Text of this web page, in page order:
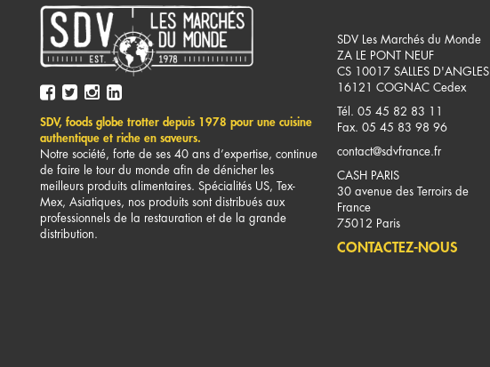
SDV, foods globe trotter depuis 1978 pour une cuisine
authentique et riche en saveurs.
Notre société, forte de ses 40 ans d’expertise, continue
de faire le tour du monde afin de dénicher les
meilleurs produits alimentaires. Spécialités US, Tex-
Mex, Asiatiques, nos produits sont distribués aux
professionnels de la restauration et de la grande
distribution.
SDV Les Marchés du Monde
ZA LE PONT NEUF
CS 10017 SALLES D'ANGLES
16121
COGNAC Cedex
Tél. 05 45 82 83 11
Fax. 05 45 83 98 96
contact@sdvfrance.fr
CASH PARIS
30 avenue des Terroirs de
France
75012 Paris
CONTACTEZ-NOUS